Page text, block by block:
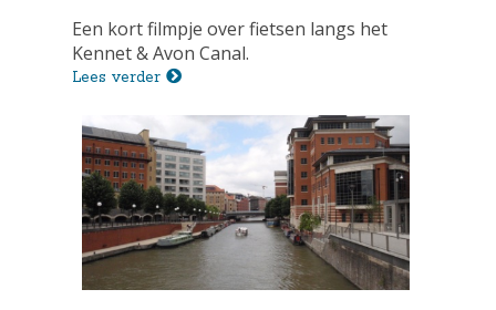
Een kort filmpje over fietsen langs het
Kennet & Avon Canal.
Lees verder